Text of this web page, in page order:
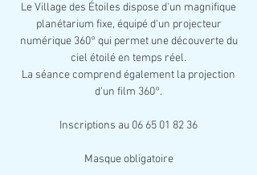
Le Village des Étoiles dispose d'un magnifique
planétarium fixe, équipé d'un projecteur
numérique 360° qui permet une découverte du
ciel étoilé en temps réel.
La séance comprend également la projection
d'un film 360°.
Inscriptions au 06 65 01 82 36
Masque obligatoire